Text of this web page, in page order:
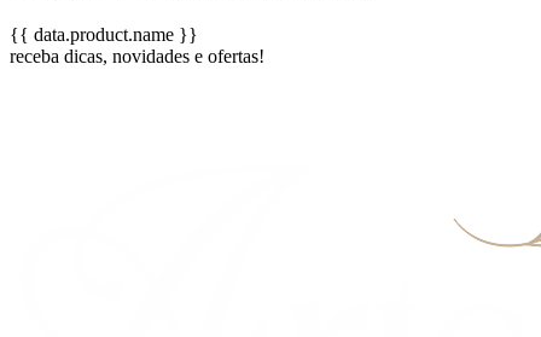
{{ data.product.name }}
receba dicas, novidades e ofertas!